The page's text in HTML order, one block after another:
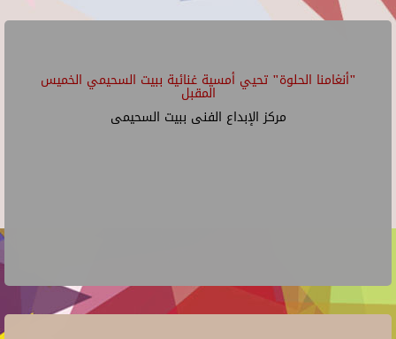
"أنغامنا الحلوة" تحيي أمسية غنائية ببيت السحيمي الخميس
المقبل
مركز الإبداع الفنى ببيت السحيمى